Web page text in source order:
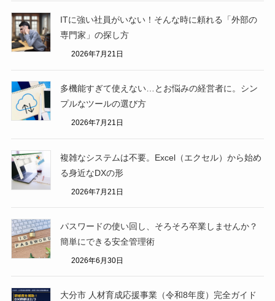
ITに強い社員がいない！そんな時に頼れる「外部の
専門家」の探し方
2026年7月21日
多機能すぎて使えない…とお悩みの経営者に。シン
プルなツールの選び方
2026年7月21日
複雑なシステムは不要。Excel（エクセル）から始め
る身近なDXの形
2026年7月21日
パスワードの使い回し、そろそろ卒業しませんか？
簡単にできる安全管理術
2026年6月30日
大分市 人材育成応援事業（令和8年度）完全ガイド